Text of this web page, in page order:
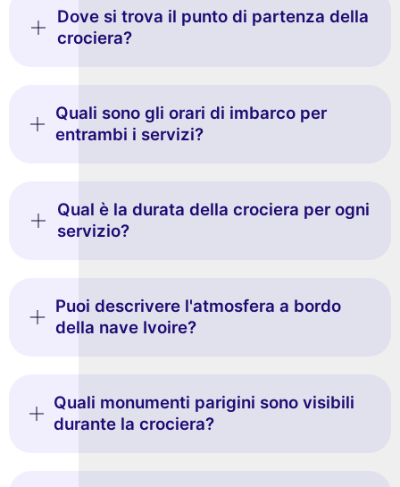
Dove si trova il punto di partenza della
crociera?
Quali sono gli orari di imbarco per
entrambi i servizi?
Qual è la durata della crociera per ogni
servizio?
Puoi descrivere l'atmosfera a bordo
della nave Ivoire?
Quali monumenti parigini sono visibili
durante la crociera?